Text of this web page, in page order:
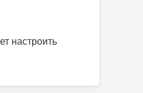
настроить